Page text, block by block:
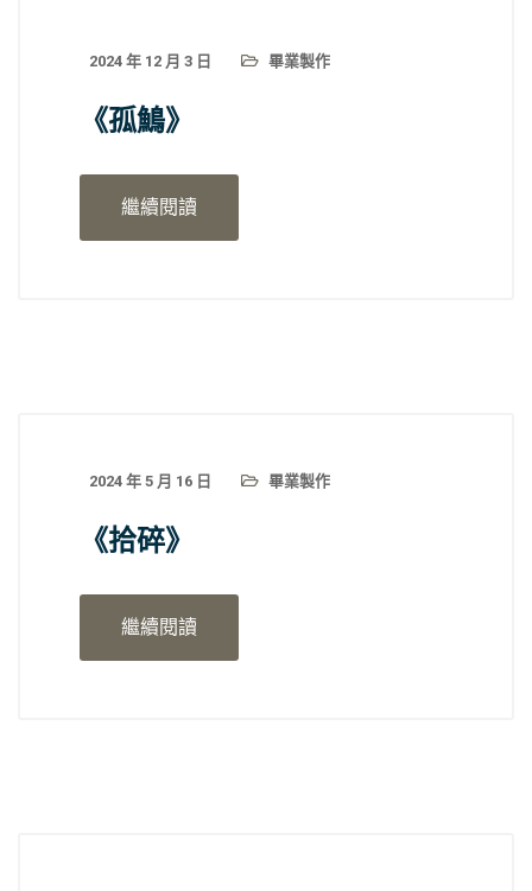
2024 年 12 月 3 日 畢業製作
《孤鷠》
繼續閱讀
2024 年 5 月 16 日 畢業製作
《拾碎》
繼續閱讀